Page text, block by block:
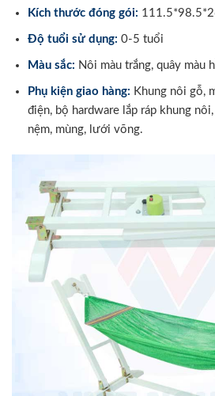
Kích thước đóng gói:
Độ tuổi sử dụng: 0-5 tuổi
Màu sắc: Nôi màu trắng, quây màu
Phụ kiện giao hàng: Khung nôi gỗ,
điện, bộ hardware lắp ráp khung
nệm, mùng, lưới võng.